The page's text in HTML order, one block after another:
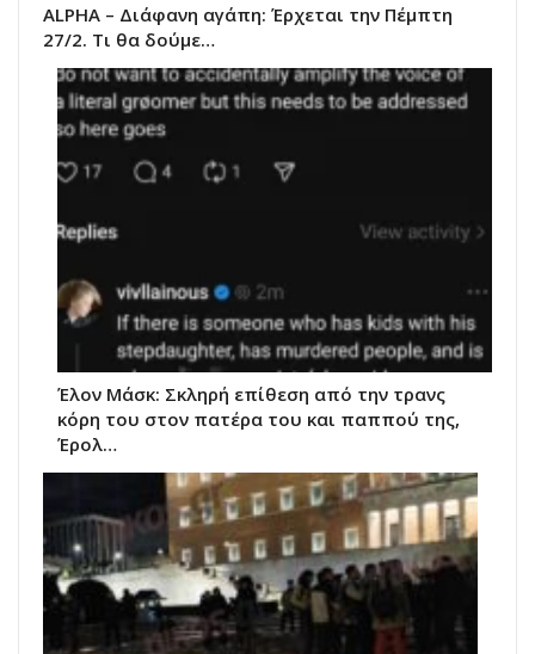
ALPHA – Διάφανη αγάπη: Έρχεται την Πέμπτη
27/2. Τι θα δούμε…
Έλον Μάσκ: Σκληρή επίθεση από την τρανς
κόρη του στον πατέρα του και παππού της,
Έρολ…